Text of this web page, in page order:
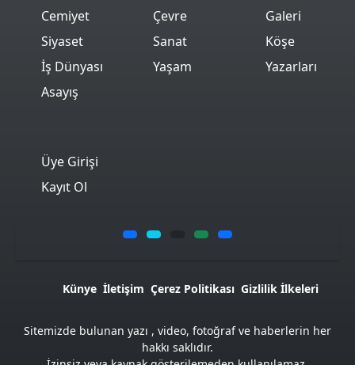
Cemiyet
Siyaset
İş Dünyası
Asayış
Çevre
Sanat
Yaşam
Galeri
Köşe
Yazarları
Üye Girişi
Kayıt Ol
Künye İletişim Çerez Politikası Gizlilik İlkeleri
Sitemizde bulunan yazı , video, fotoğraf ve haberlerin her
hakkı saklıdır.